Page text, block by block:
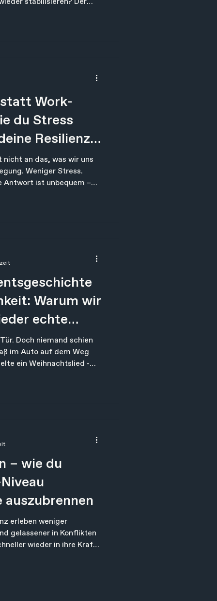
Diese Ebene
Kraft, Klarhei
Work-
du Stress
Resilienz
an das, was wir uns
Weniger Stress.
Antwort ist unbequem –
Warum wir
echte
Doch niemand schien
im Auto auf dem Weg
ein Weihnachtslied -
stehen, legte den
– wie du
erleben weniger
gelassener in Konflikten
wieder in ihre Kraft.